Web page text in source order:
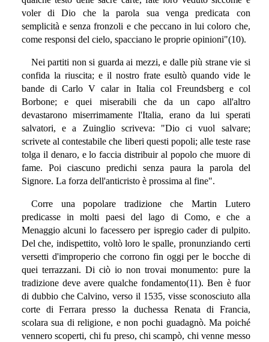
voler di Dio che la parola sua venga predicata con
semplicità e senza fronzoli e che peccano in lui coloro che,
come responsi del cielo, spacciano le proprie opinioni"(10).
Nei partiti non si guarda ai mezzi, e dalle più strane vie si
confida la riuscita; e il nostro frate esultò quando vide le
bande di Carlo V calar in Italia col Freundsberg e col
Borbone; e quei miserabili che da un capo all'altro
devastarono miserrimamente l'Italia, erano da lui sperati
salvatori, e a Zuinglio scriveva: "Dio ci vuol salvare;
scrivete al contestabile che liberi questi popoli; alle teste rase
tolga il denaro, e lo faccia distribuir al popolo che muore di
fame. Poi ciascuno predichi senza paura la parola del
Signore. La forza dell'anticristo è prossima al fine".
Corre una popolare tradizione che Martin Lutero
predicasse in molti paesi del lago di Como, e che a
Menaggio alcuni lo facessero per ispregio cader di pulpito.
Del che, indispettito, voltò loro le spalle, pronunziando certi
versetti d'improperio che corrono fin oggi per le bocche di
quei terrazzani. Di ciò io non trovai monumento: pure la
tradizione deve avere qualche fondamento(11). Ben è fuor
di dubbio che Calvino, verso il 1535, visse sconosciuto alla
corte di Ferrara presso la duchessa Renata di Francia,
scolara sua di religione, e non pochi guadagnò. Ma poiché
vennero scoperti, chi fu preso, chi scampò, chi venne messo